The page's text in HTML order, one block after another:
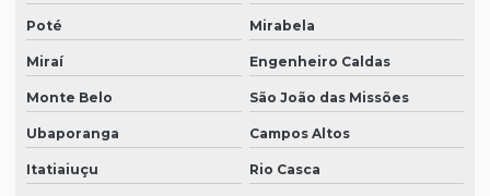
Poté Mirabela
Miraí Engenheiro Caldas
Monte Belo São João das Missões
Ubaporanga Campos Altos
Itatiaiuçu Rio Casca